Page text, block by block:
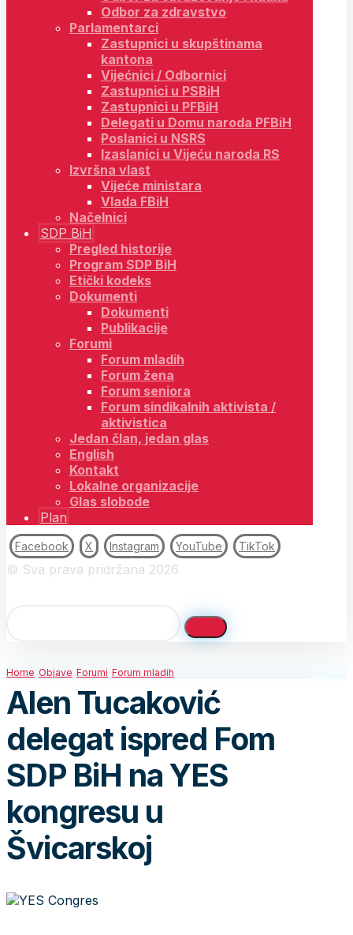
Odbor za zdravstvo
Parlamentarci
Zastupnici u skupštinama
kantona
Vijećnici / Odbornici
Zastupnici u PSBiH
Zastupnici u PFBiH
Delegati u Domu naroda PFBiH
Poslanici u NSRS
Izaslanici u Vijeću naroda RS
Izvršna vlast
Vijeće ministara
Vlada FBiH
Načelnici
SDP BiH
Pregled historije
Program SDP BiH
Etički kodeks
Dokumenti
Dokumenti
Publikacije
Forumi
Forum mladih
Forum žena
Forum seniora
Forum sindikalnih aktivista /
aktivistica
Jedan član, jedan glas
English
Kontakt
Lokalne organizacije
Glas slobode
Plan
Facebook X Instagram YouTube TikTok
© Sva prava pridržana 2026
Home Objave Forumi Forum mladih
Alen Tucaković
delegat ispred Fom
SDP BiH na YES
kongresu u
Švicarskoj